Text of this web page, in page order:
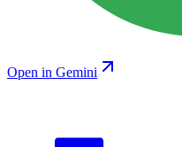
Open in Gemini